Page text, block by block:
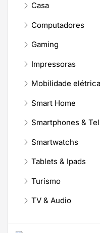
Casa
Computadores
Gaming
Impressoras
Mobilidade elétrica
Smart Home
Smartphones &
Smartwatchs
Tablets & Ipads
Turismo
TV & Audio